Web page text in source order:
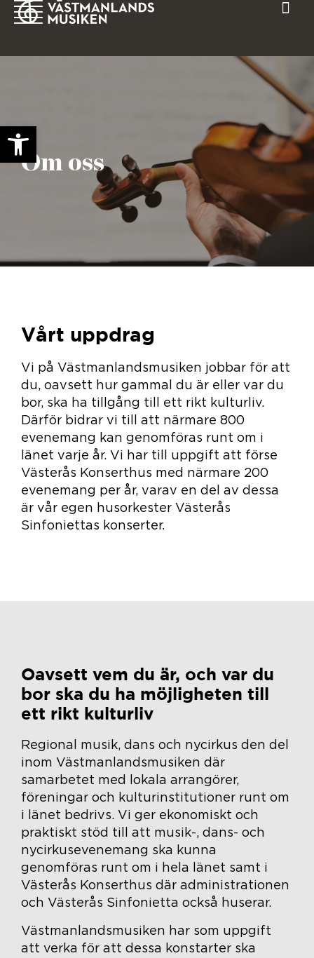
Om oss
Vårt uppdrag
Vi på Västmanlandsmusiken jobbar för att
du, oavsett hur gammal du är eller var du
bor, ska ha tillgång till ett rikt kulturliv.
Därför bidrar vi till att närmare 800
evenemang kan genomföras runt om i
länet varje år. Vi har till uppgift att förse
Västerås Konserthus med närmare 200
evenemang per år, varav en del av dessa
är vår egen husorkester Västerås
Sinfoniettas konserter.
Oavsett vem du är, och var du
bor ska du ha möjligheten till
ett rikt kulturliv
Regional musik, dans och nycirkus den del
inom Västmanlandsmusiken där
samarbetet med lokala arrangörer,
föreningar och kulturinstitutioner runt om
i länet bedrivs. Vi ger ekonomiskt och
praktiskt stöd till att musik-, dans- och
nycirkusevenemang ska kunna
genomföras runt om i hela länet samt i
Västerås Konserthus där administrationen
och Västerås Sinfonietta också huserar.
Västmanlandsmusiken har som uppgift
att verka för att dessa konstarter ska
Open toolbar